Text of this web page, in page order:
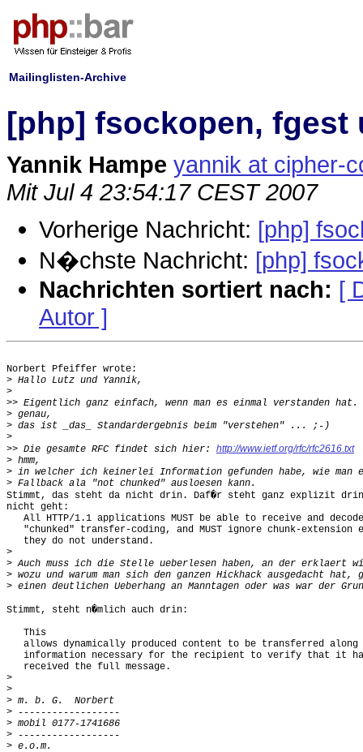
Mailinglisten-Archive
[php] fsockopen, fgest
Yannik Hampe yannik at cipher-
Mit Jul 4 23:54:17 CEST 2007
Vorherige Nachricht: [php]
N�chste Nachricht: [php]
Nachrichten sortiert nach: [
Autor ]
Norbert Pfeiffer wrote:
>
>
>>
>
>
>
>> Die gesamte RFC findet sich hier: http://www.ietf.org/rfc/rfc2616.txt
>
>
>
Stimmt, das steht da nicht drin. Daf�r steht ganz explizit
nicht geht:
All HTTP/1.1 applications MUST be able to receive and
"chunked" transfer-coding, and MUST ignore chunk-extension
   they do not understand.
>
>
>
>
Stimmt, steht n�mlich auch drin:
   This
allows dynamically produced content to be transferred along
information necessary for the recipient to verify that it
   received the full message.
>
>
>
>
>
>
>